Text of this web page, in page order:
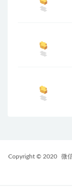
Copyright © 2020 微